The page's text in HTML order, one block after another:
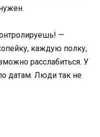
—
каждую полку,
расслабиться. У
датам. Люди так не